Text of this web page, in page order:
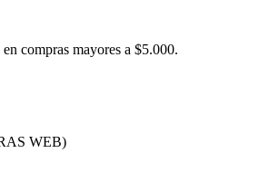
compras mayores a $5.000.
WEB)